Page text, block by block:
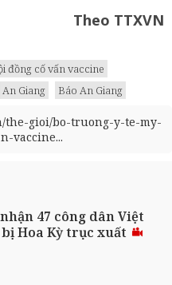
Theo TTXVN
đồng cố vấn vaccine
An Giang Báo An Giang
the-gioi/bo-truong-y-te-my-
vaccine...
47 công dân Việt
Hoa Kỳ trục xuất